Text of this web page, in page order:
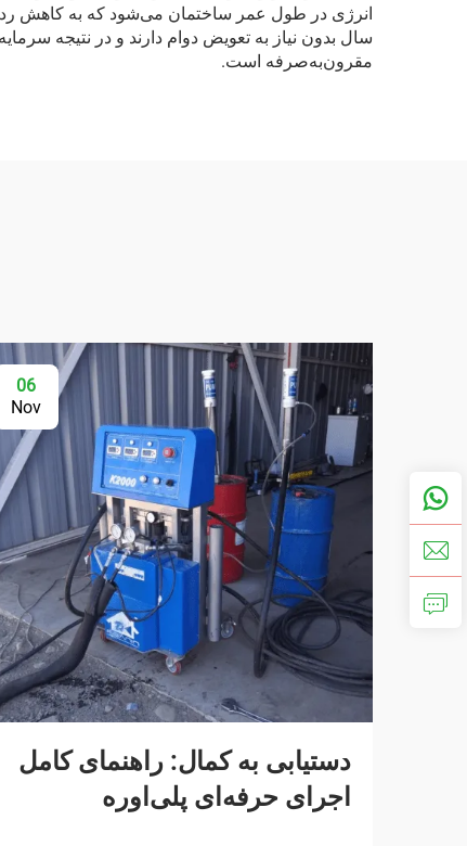
سال بدون نیاز به تعویض دوام دارند و در نتیجه
مقرون‌به‌صرفه است.
06
Nov
دستیابی به کمال: راهنمای کامل
اجرای حرفه‌ای پلی‌اوره